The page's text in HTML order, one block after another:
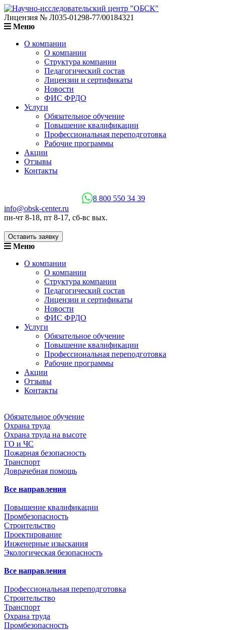
Лицензия № Л035-01298-77/00184321
Меню
О компании
О компании
Структура компании
Педагогический состав
Лицензии и сертификаты
Новости
ФИС ФРДО
Услуги
Обязательное обучение
Повышение квалификации
Профессиональная переподготовка
Рабочие программы
Акции
Отзывы
Контакты
8 800 550 34 39
info@obsk-center.ru
пн-чт 8-18, пт 8-17, сб-вс вых.
Оставить заявку
Меню
О компании
О компании
Структура компании
Педагогический состав
Лицензии и сертификаты
Новости
ФИС ФРДО
Услуги
Обязательное обучение
Повышение квалификации
Профессиональная переподготовка
Рабочие программы
Акции
Отзывы
Контакты
Обязательное обучение
Охрана труда
Охрана труда на высоте
ГО и ЧС
Пожарная безопасность
Транспорт
Доврачебная помощь
Все направления
Повышение квалификации
Промбезопасность
Строительство
Проектирование
Инженерные изыскания
Экологическая безопасность
Все направления
Профессиональная переподготовка
Строительство
Транспорт
Охрана труда
Промбезопасность